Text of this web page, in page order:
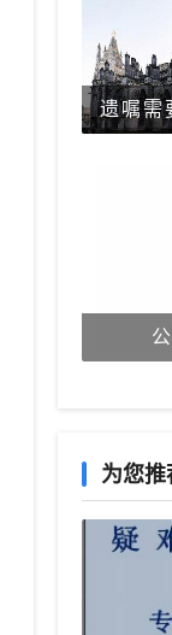
为您推